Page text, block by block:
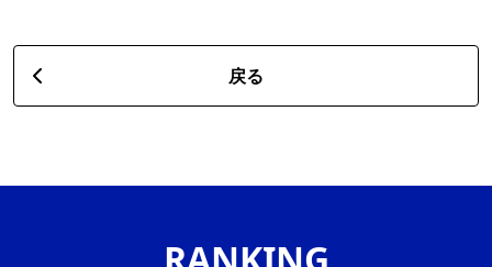
戻る